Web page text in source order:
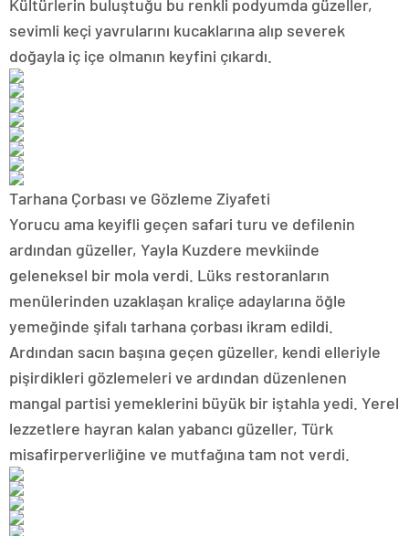
Kültürlerin buluştuğu bu renkli podyumda güzeller,
sevimli keçi yavrularını kucaklarına alıp severek
doğayla iç içe olmanın keyfini çıkardı.
Tarhana Çorbası ve Gözleme Ziyafeti
Yorucu ama keyifli geçen safari turu ve defilenin
ardından güzeller, Yayla Kuzdere mevkiinde
geleneksel bir mola verdi. Lüks restoranların
menülerinden uzaklaşan kraliçe adaylarına öğle
yemeğinde şifalı tarhana çorbası ikram edildi.
Ardından sacın başına geçen güzeller, kendi elleriyle
pişirdikleri gözlemeleri ve ardından düzenlenen
mangal partisi yemeklerini büyük bir iştahla yedi. Yerel
lezzetlere hayran kalan yabancı güzeller, Türk
misafirperverliğine ve mutfağına tam not verdi.